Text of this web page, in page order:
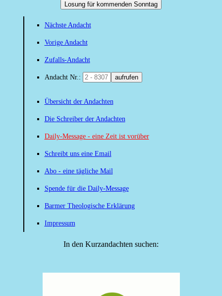
Losung für kommenden Sonntag
Nächste Andacht
Vorige Andacht
Zufalls-Andacht
Andacht Nr.: aufrufen
Übersicht der Andachten
Die Schreiber der Andachten
Daily-Message - eine Zeit ist vorüber
Schreibt uns eine Email
Abo - eine tägliche Mail
Spende für die Daily-Message
Barmer Theologische Erklärung
Impressum
In den Kurzandachten suchen: